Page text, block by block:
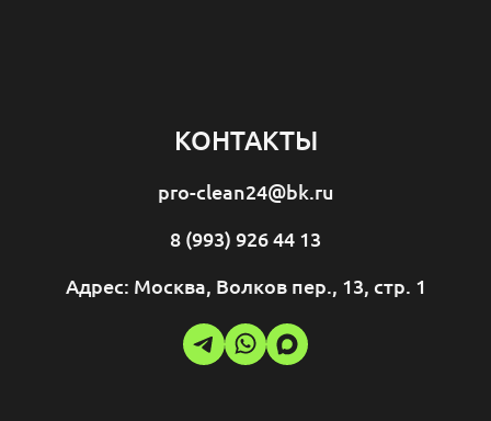
КОНТАКТЫ
pro-clean24@bk.ru
8 (993) 926 44 13
Адрес: Москва, Волков пер., 13, стр. 1